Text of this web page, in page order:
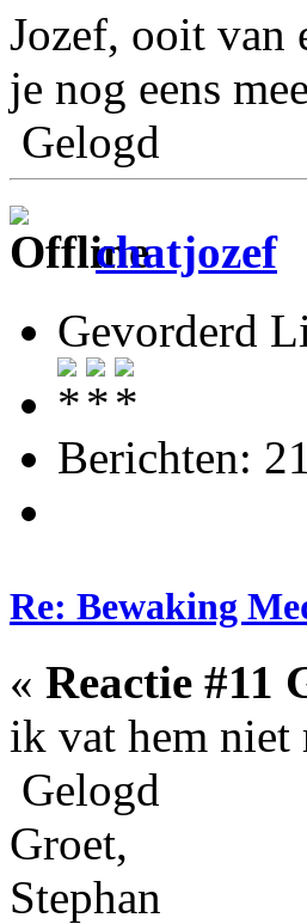
Jozef, ooit van
je nog eens
Gelogd
chatjozef
Gevorderd
Berichten:
Re: Bewaking
« Reactie #11
ik vat hem niet
Gelogd
Groet,
Stephan